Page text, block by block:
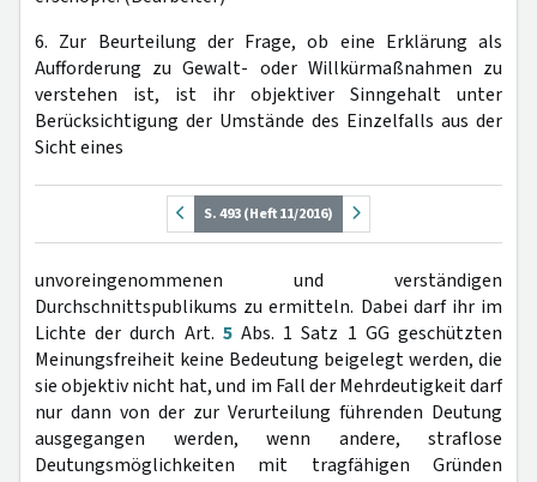
6. Zur Beurteilung der Frage, ob eine Erklärung als
Aufforderung zu Gewalt- oder Willkürmaßnahmen zu
verstehen ist, ist ihr objektiver Sinngehalt unter
Berücksichtigung der Umstände des Einzelfalls aus der
Sicht eines
S. 493 (Heft 11/2016)
unvoreingenommenen und verständigen
Durchschnittspublikums zu ermitteln. Dabei darf ihr im
Lichte der durch Art. 5Abs. 1 Satz 1 GG geschützten
Meinungsfreiheit keine Bedeutung beigelegt werden, die
sie objektiv nicht hat, und im Fall der Mehrdeutigkeit darf
nur dann von der zur Verurteilung führenden Deutung
ausgegangen werden, wenn andere, straflose
Deutungsmöglichkeiten mit tragfähigen Gründen